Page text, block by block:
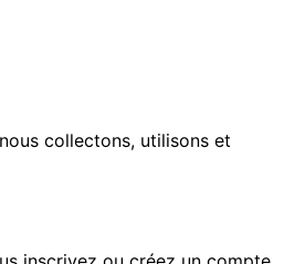
collectons, utilisons et